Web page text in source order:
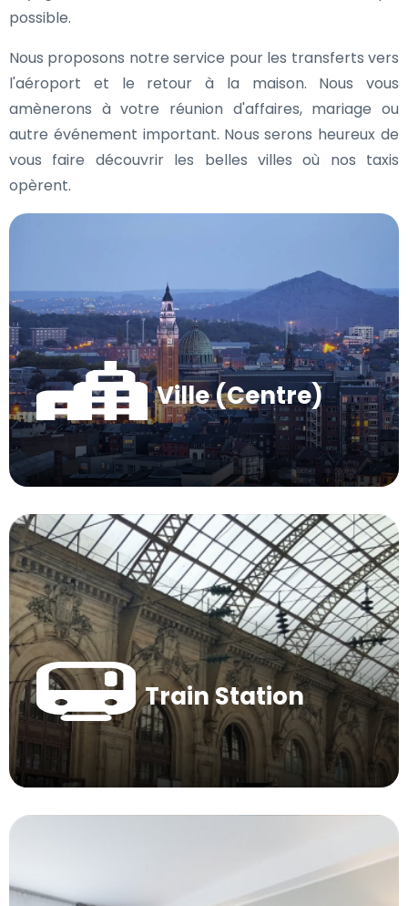
possible.
Nous proposons notre service pour les transferts vers
l'aéroport et le retour à la maison. Nous vous
amènerons à votre réunion d'affaires, mariage ou
autre événement important. Nous serons heureux de
vous faire découvrir les belles villes où nos taxis
opèrent.
Ville (Centre)
Train Station